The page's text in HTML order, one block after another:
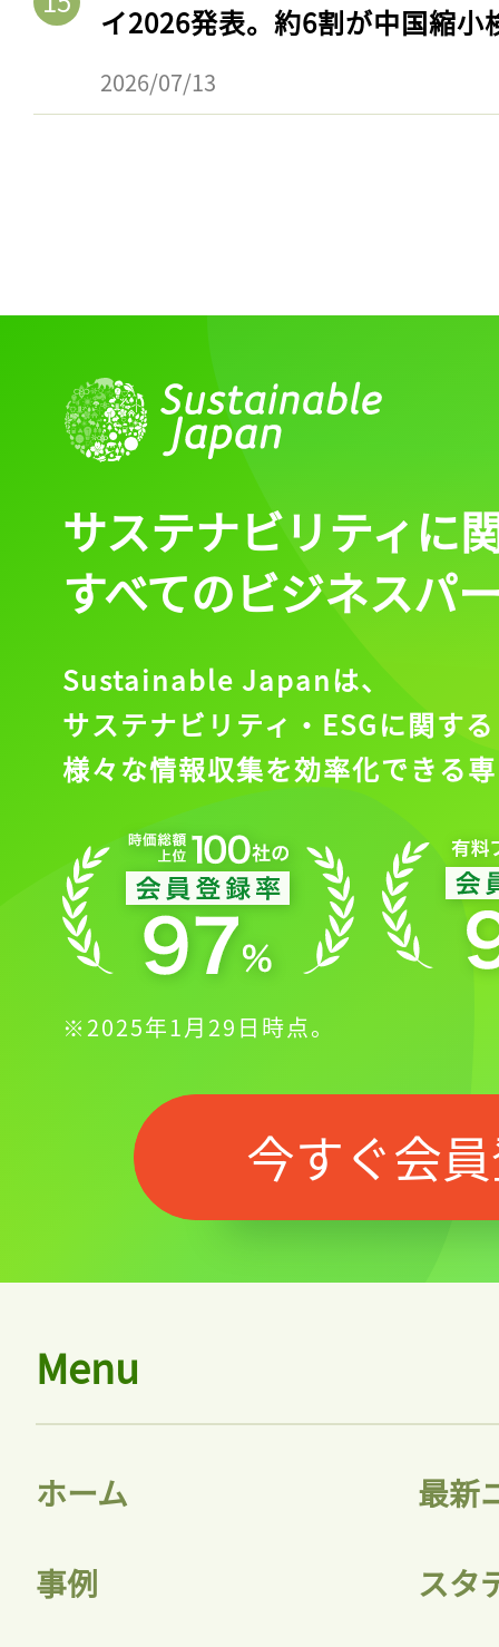
イ2026発表。約6割が中国縮小
2026/07/13
サステナビリティに
すべてのビジネスパ
Sustainable Japanは、
サステナビリティ・ESGに関する
様々な情報収集を効率化できる
※2025年1月29日時点。
今すぐ会
Menu
ホーム 最新
事例 スタ